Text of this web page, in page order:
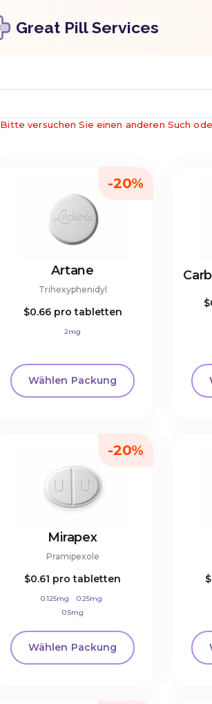
Great Pill Services
Bitte versuchen Sie einen anderen Such
Artane
Trihexyphenidyl
$0.66 pro tabletten
2mg
Wählen Packung
-20%
Mirapex
Pramipexole
$0.61 pro tabletten
0.125mg
0.25mg
0.5mg
Wählen Packung
-20%